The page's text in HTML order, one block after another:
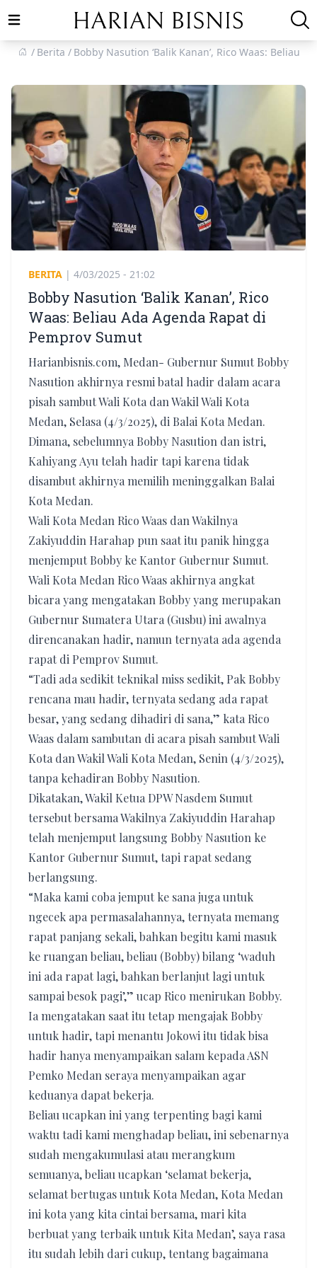
Open main menu
Berita
Bobby Nasution ‘Balik Kanan’, Rico Waas: Beliau
BERITA | 4/03/2025 - 21:02
Bobby Nasution ‘Balik Kanan’, Rico
Waas: Beliau Ada Agenda Rapat di
Pemprov Sumut
Harianbisnis.com, Medan- Gubernur Sumut Bobby
Nasution akhirnya resmi batal hadir dalam acara
pisah sambut Wali Kota dan Wakil Wali Kota
Medan, Selasa (4/3/2025), di Balai Kota Medan.
Dimana, sebelumnya Bobby Nasution dan istri,
Kahiyang Ayu telah hadir tapi karena tidak
disambut akhirnya memilih meninggalkan Balai
Kota Medan.
Wali Kota Medan Rico Waas dan Wakilnya
Zakiyuddin Harahap pun saat itu panik hingga
menjemput Bobby ke Kantor Gubernur Sumut.
Wali Kota Medan Rico Waas akhirnya angkat
bicara yang mengatakan Bobby yang merupakan
Gubernur Sumatera Utara (Gusbu) ini awalnya
direncanakan hadir, namun ternyata ada agenda
rapat di Pemprov Sumut.
“Tadi ada sedikit teknikal miss sedikit, Pak Bobby
rencana mau hadir, ternyata sedang ada rapat
besar, yang sedang dihadiri di sana,” kata Rico
Waas dalam sambutan di acara pisah sambut Wali
Kota dan Wakil Wali Kota Medan, Senin (4/3/2025),
tanpa kehadiran Bobby Nasution.
Dikatakan, Wakil Ketua DPW Nasdem Sumut
tersebut bersama Wakilnya Zakiyuddin Harahap
telah menjemput langsung Bobby Nasution ke
Kantor Gubernur Sumut, tapi rapat sedang
berlangsung.
“Maka kami coba jemput ke sana juga untuk
ngecek apa permasalahannya, ternyata memang
rapat panjang sekali, bahkan begitu kami masuk
ke ruangan beliau, beliau (Bobby) bilang ‘waduh
ini ada rapat lagi, bahkan berlanjut lagi untuk
sampai besok pagi’,” ucap Rico menirukan Bobby.
Ia mengatakan saat itu tetap mengajak Bobby
untuk hadir, tapi menantu Jokowi itu tidak bisa
hadir hanya menyampaikan salam kepada ASN
Pemko Medan seraya menyampaikan agar
keduanya dapat bekerja.
Beliau ucapkan ini yang terpenting bagi kami
waktu tadi kami menghadap beliau, ini sebenarnya
sudah mengakumulasi atau merangkum
semuanya, beliau ucapkan ‘selamat bekerja,
selamat bertugas untuk Kota Medan, Kota Medan
ini kota yang kita cintai bersama, mari kita
berbuat yang terbaik untuk Kita Medan’, saya rasa
itu sudah lebih dari cukup, tentang bagaimana